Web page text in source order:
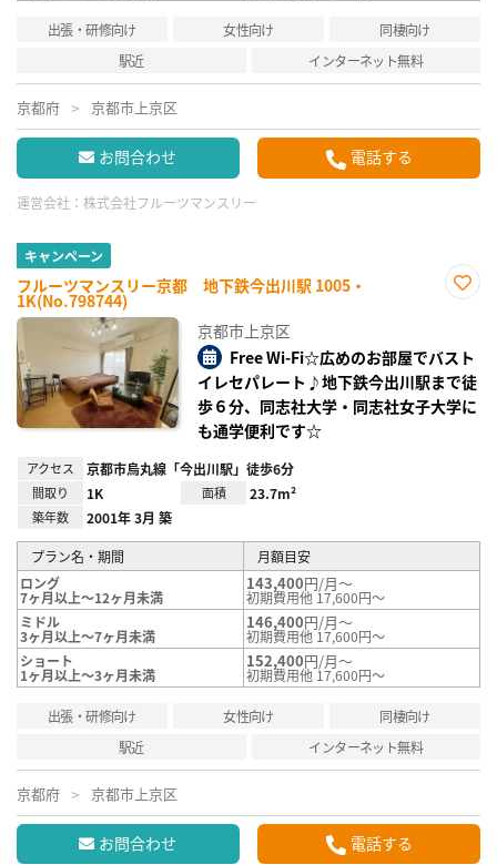
出張・研修向け 女性向け
同棲向け
駅近
インターネット無料
京都府 京都市上京区
お問合わせ 電話する
運営会社： 株式会社フルーツマンスリー
キャンペーン
フルーツマンスリー京都 地下鉄今出川駅 1005・
1K(No.798744)
録
京都市上京区
Free Wi-Fi☆広めのお部屋でバスト
イレセパレート♪地下鉄今出川駅まで徒
歩６分、同志社大学・同志社女子大学に
も通学便利です☆
アクセス 京都市烏丸線「今出川駅」徒歩6分
間取り 1K 面積 23.7m²
築年数 2001年 3月 築
プラン名・期間
月額目安
ロング
7ヶ月以上～12ヶ月未満
143,400円/月～
初期費用他 17,600円～
ミドル
3ヶ月以上～7ヶ月未満
146,400円/月～
初期費用他 17,600円～
ショート
1ヶ月以上～3ヶ月未満
152,400円/月～
初期費用他 17,600円～
出張・研修向け 女性向け
同棲向け
駅近
インターネット無料
京都府 京都市上京区
お問合わせ 電話する